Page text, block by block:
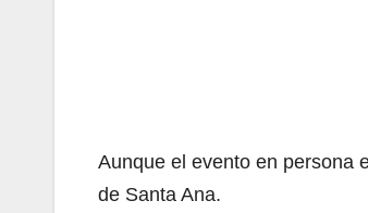
Aunque el evento en persona
de Santa Ana.